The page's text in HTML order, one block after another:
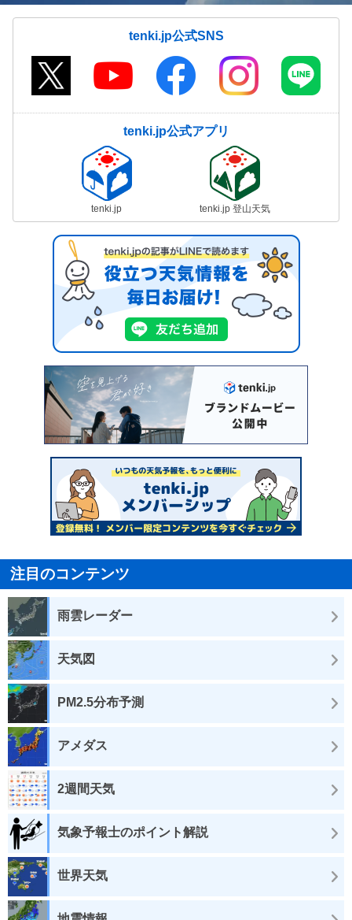
tenki.jp公式SNS
tenki.jp公式アプリ
tenki.jp tenki.jp 登山天気
注目のコンテンツ
雨雲レーダー
天気図
PM2.5分布予測
アメダス
2週間天気
気象予報士のポイント解説
世界天気